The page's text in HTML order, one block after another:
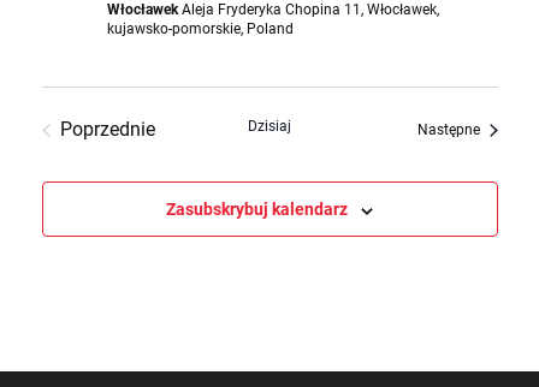
WłocławekAleja Fryderyka Chopina 11, Włocławek,
kujawsko-pomorskie, Poland
Poprzednie
Dzisiaj Następne
Zasubskrybuj kalendarz